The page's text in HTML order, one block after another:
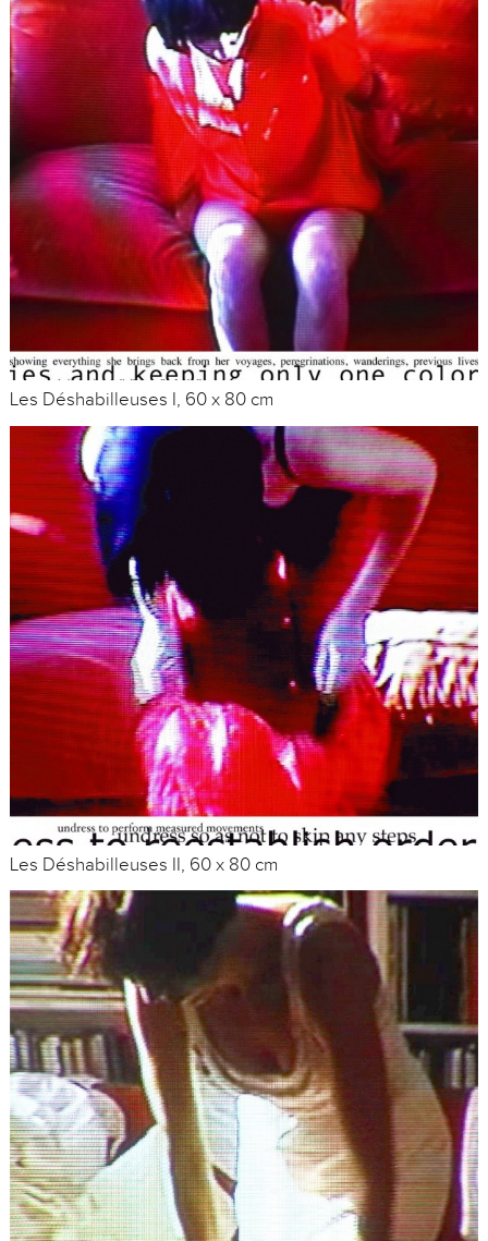
Les Déshabilleuses I, 60 x 80 cm
Les Déshabilleuses II, 60 x 80 cm